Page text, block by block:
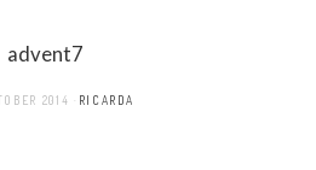
advent7
2014 RICARDA